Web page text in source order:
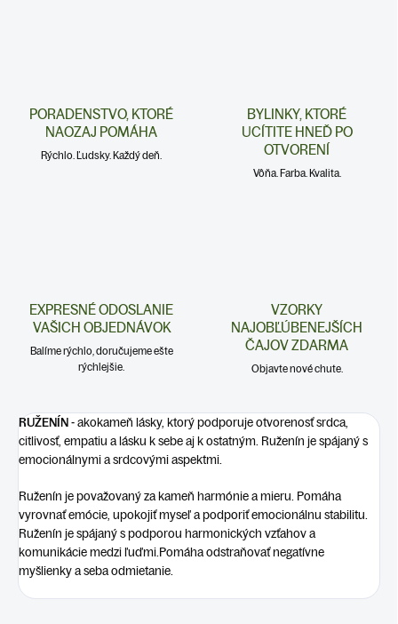
PORADENSTVO, KTORÉ
NAOZAJ POMÁHA
Rýchlo. Ľudsky. Každý deň.
BYLINKY, KTORÉ
UCÍTITE HNEĎ PO
OTVORENÍ
Vôňa. Farba. Kvalita.
EXPRESNÉ ODOSLANIE
VAŠICH OBJEDNÁVOK
Balíme rýchlo, doručujeme ešte
rýchlejšie.
VZORKY
NAJOBĽÚBENEJŠÍCH
ČAJOV ZDARMA
Objavte nové chute.
RUŽENÍN -akokameň lásky, ktorý podporuje otvorenosť srdca,
citlivosť, empatiu a lásku k sebe aj k ostatným. Ruženín je spájaný s
emocionálnymi a srdcovými aspektmi.
Ruženín je považovaný za kameň harmónie a mieru. Pomáha
vyrovnať emócie, upokojiť myseľ a podporiť emocionálnu stabilitu.
Ruženín je spájaný s podporou harmonických vzťahov a
komunikácie medzi ľuďmi.Pomáha odstraňovať negatívne
myšlienky a seba odmietanie.